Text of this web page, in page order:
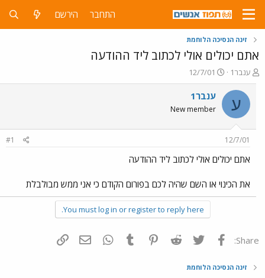
התחבר הירשם
זינה הנסיכה הלוחמת
אתם יכולים אולי לכתוב ליד ההודעה
פ
ו
ת
ח
ה
ש
א
ענבר1
פ
ו
ר
ם
ר
12/7/01
ע ענבר1
New member
12/7/01
#1
אתם יכולים אולי לכתוב ליד ההודעה
את הכינוי או השם שהיה לכם בפורום הקודם כי אני ממש מבולבלת
You must log in or register to reply here.
Share: פייסבוק Twitter
Reddit
Pinterest
Tumblr
WhatsAppדואר אלקטרוני
זינה הנסיכה הלוחמת